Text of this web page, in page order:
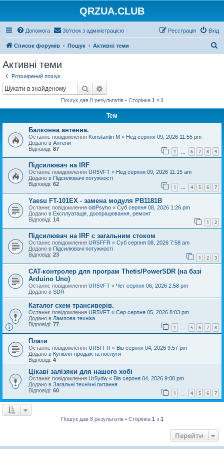
QRZUA.CLUB
Допомога Зв'язок з адміністрацією Вхід
Реєстрація
Список форумів Пошук Активні теми
Активні теми
Розширений пошук
Пошук
Пошук дав 8 результатів • Сторінка 1 з 1
Тем
Балконна антенна.
Останнє повідомлення Konstantin M « Нед серпня 09, 2026 11:55 pm
Додано в Антени
Відповіді: 87 1 6 7 8 9
Підсилювач на IRF
Останнє повідомлення UR5VFT « Нед серпня 09, 2026 11:15 am
Додано в Підсилювачі потужності
Відповіді: 62 1 … 4 5 6 7
Yaesu FT-101EX - замена модуля PB1181B
Останнє повідомлення oldPsyho « Суб серпня 08, 2026 1:26 pm
Додано в Експлуатація, доопрацювання, ремонт
Відповіді: 14 1 2
Підсилювач на IRF с загальним стоком
Останнє повідомлення UR5FFR « Суб серпня 08, 2026 7:58 am
Додано в Підсилювачі потужності
Відповіді: 23 1 2 3
CAT-контролер для програм Thetis/PowerSDR (на базі
Arduino Uno)
Останнє повідомлення UR5VFT « Чет серпня 06, 2026 2:58 pm
Додано в SDR
Каталог схем трансиверів.
Останнє повідомлення UR5VFT « Сер серпня 05, 2026 8:03 pm
Додано в Лампова техніка
Відповіді: 77 1 … 5 6 7 8
Плати
Останнє повідомлення UR5FFR « Вів серпня 04, 2026 9:57 pm
Додано в Купівля-продаж та послуги
Відповіді: 4
Цікаві залізяки для нашого хобі
Останнє повідомлення Ur5ydw « Вів серпня 04, 2026 9:08 pm
Додано в Загальні технічні питання
Відповіді: 60 1 4 5 6 7
Пошук дав 8 результатів • Сторінка 1 з 1
Перейти